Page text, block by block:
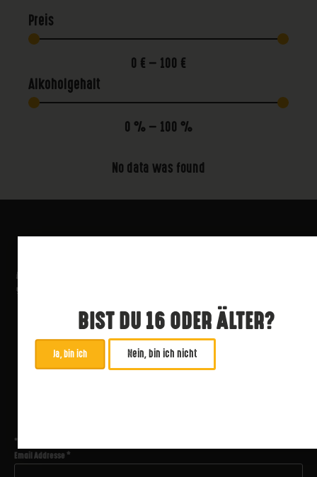
Preis
0 € — 100 €
Alkoholgehalt
0 % — 100 %
No data was found
*
Email Addresse*
BIST DU 16 ODER ÄLTER?
Ja, bin ich Nein, bin ich nicht